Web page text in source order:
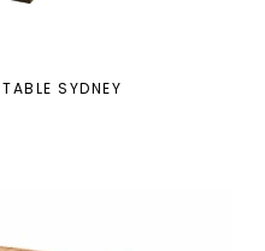
TABLE SYDNEY